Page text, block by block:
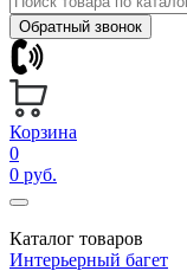
Обратный звонок
Корзина
0
0 руб.
Каталог товаров
Интерьерный багет